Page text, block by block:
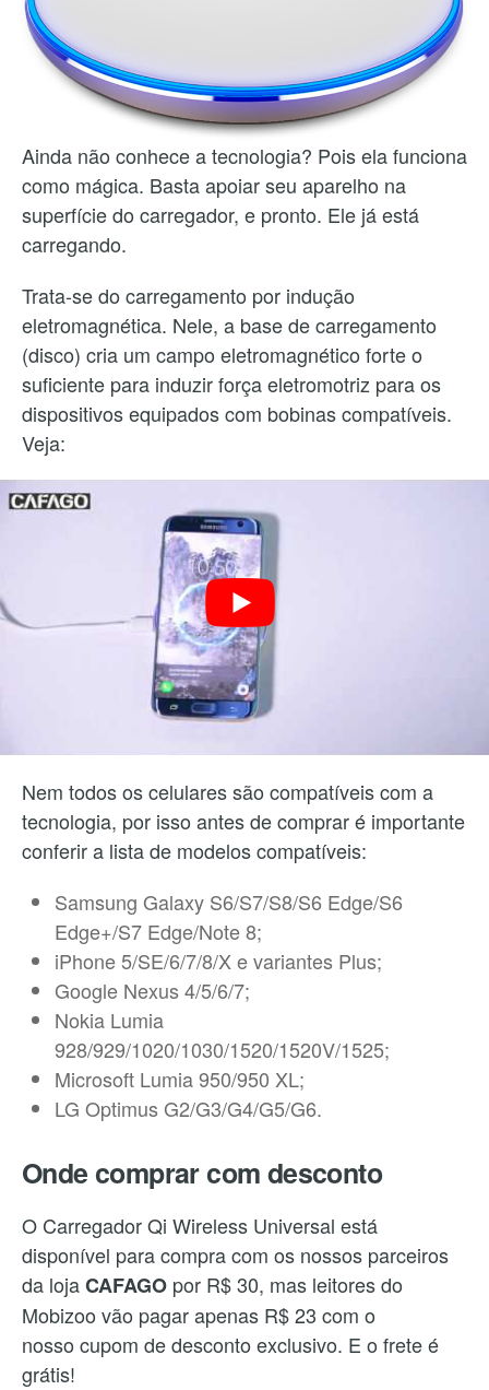
Ainda não conhece a tecnologia? Pois ela funciona
como mágica. Basta apoiar seu aparelho na
superfície do carregador, e pronto. Ele já está
carregando.
Trata-se do carregamento por indução
eletromagnética. Nele, a base de carregamento
(disco) cria um campo eletromagnético forte o
suficiente para induzir força eletromotriz para os
dispositivos equipados com bobinas compatíveis.
Veja:
Nem todos os celulares são compatíveis com a
tecnologia, por isso antes de comprar é importante
conferir a lista de modelos compatíveis:
Samsung Galaxy S6/S7/S8/S6 Edge/S6
Edge+/S7 Edge/Note 8;
iPhone 5/SE/6/7/8/X e variantes Plus;
Google Nexus 4/5/6/7;
Nokia Lumia
928/929/1020/1030/1520/1520V/1525;
Microsoft Lumia 950/950 XL;
LG Optimus G2/G3/G4/G5/G6.
Onde comprar com desconto
O Carregador Qi Wireless Universal está
disponível para compra com os nossos parceiros
da lojaCAFAGO por R$ 30, mas leitores do
Mobizoo vão pagar apenas R$ 23 com o
nosso cupom de desconto exclusivo. E o frete é
grátis!